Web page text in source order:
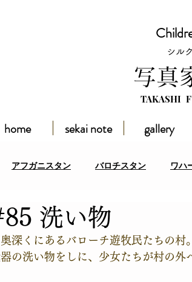
シル
写真
TAKASHI
home sekai note gallery
アフガニスタン バロチスタン ワハ
居住区 クルディスタン
洗い物
深くにあるバローチ遊牧民たちの村。
の洗い物をしに、少女たちが村の外